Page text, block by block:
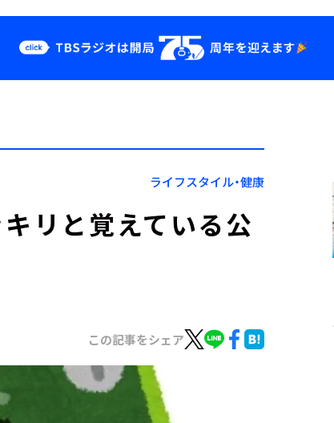
YouTube
会社情報
ライフスタイル・健康
リと覚えている公
この記事をシェア